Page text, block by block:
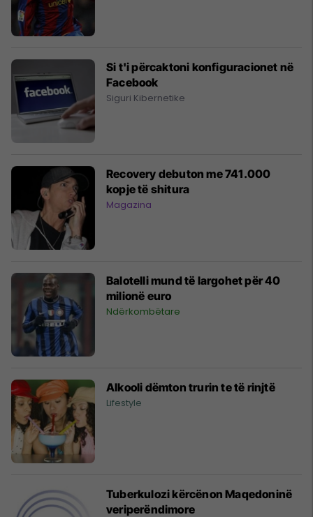
Si t'i përcaktoni konfiguracionet në
Facebook
Siguri Kibernetike
Recovery debuton me 741.000
kopje të shitura
Magazina
Balotelli mund të largohet për 40
milionë euro
Ndërkombëtare
Alkooli dëmton trurin te të rinjtë
Lifestyle
Tuberkulozi kërcënon Maqedoninë
veriperëndimore